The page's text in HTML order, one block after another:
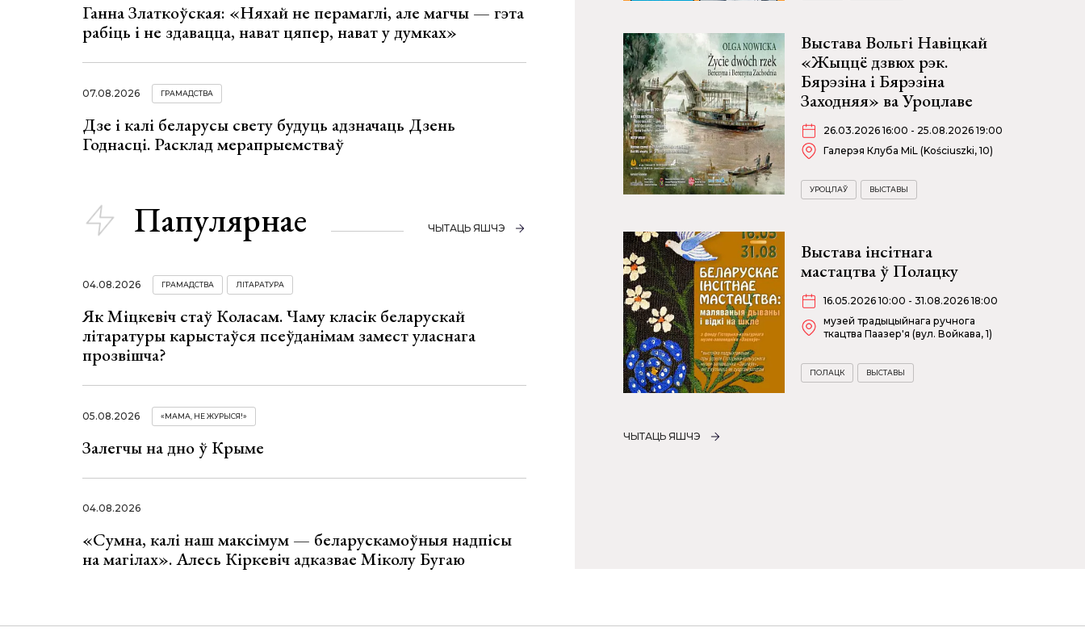
Ганна Златкоўская: «Няхай не перамаглі, але магчы — гэта
рабіць і не здавацца, нават цяпер, нават у думках»
07.08.2026 ГРАМАДСТВА
Дзе і калі беларусы свету будуць адзначаць Дзень
Годнасці. Расклад мерапрыемстваў
Папулярнае ЧЫТАЦЬ ЯШЧЭ
04.08.2026 ГРАМАДСТВА ЛІТАРАТУРА
Як Міцкевіч стаў Коласам. Чаму класік беларускай
літаратуры карыстаўся псеўданімам замест уласнага
прозвішча?
05.08.2026 «МАМА, НЕ ЖУРЫСЯ!»
Залегчы на дно ў Крыме
04.08.2026
«Сумна, калі наш максімум — беларускамоўныя надпісы
на магілах». Алесь Кіркевіч адказвае Міколу Бугаю
Выстава Вольгі Навіцкай
«Жыццё дзвюх рэк.
Бярэзіна і Бярэзіна
Заходняя» ва Уроцлаве
26.03.2026 16:00 - 25.08.2026 19:00
Галерэя Клуба MiL (Kościuszki, 10)
УРОЦЛАЎ ВЫСТАВЫ
Выстава інсітнага
мастацтва ў Полацку
16.05.2026 10:00 - 31.08.2026 18:00
музей традыцыйнага ручнога
ткацтва Паазер'я (вул. Войкава, 1)
ПОЛАЦК ВЫСТАВЫ
ЧЫТАЦЬ ЯШЧЭ